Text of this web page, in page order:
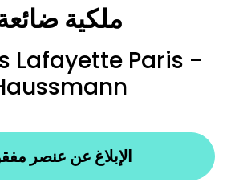
ملكية
Lafayette Paris -
الإبلاغ عن عنصر